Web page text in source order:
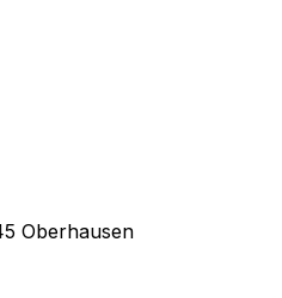
Oberhausen